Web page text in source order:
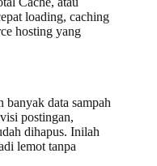
loading, caching
hosting yang
banyak data sampah
postingan,
dihapus. Inilah
lemot tanpa